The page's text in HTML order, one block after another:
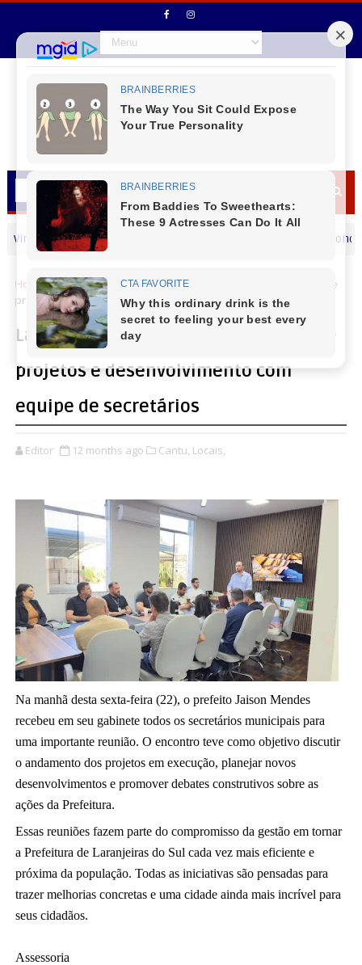
segue em movimento A cultura de Virmond
Home Cantu Locais
Laranjeiras do Sul - Prefeitura discute
projetos e desenvolvimento com equipe de secretários
Laranjeiras do Sul - Prefeitura discute
projetos e desenvolvimento com
equipe de secretários
Editor 12 months ago Cantu, Locais,
Na manhã desta sexta-feira (22), o prefeito Jaison Mendes
recebeu em seu gabinete todos os secretários municipais para
uma importante reunião. O encontro teve como objetivo discutir
o andamento dos projetos em execução, planejar novos
desenvolvimentos e promover debates construtivos sobre as
ações da Prefeitura.
Essas reuniões fazem parte do compromisso da gestão em tornar
a Prefeitura de Laranjeiras do Sul cada vez mais eficiente e
próxima da população. Todas as iniciativas são pensadas para
trazer melhorias concretas e uma cidade ainda mais incrível para
seus cidadãos.
Assessoria